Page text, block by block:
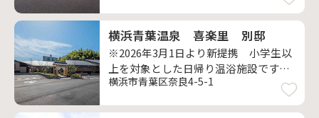
横浜青葉温泉 喜楽里 別邸
※2026年3月1日より新提携 小学生以
上を対象とした日帰り温浴施設です
心地よい静けさに包まれた癒しの湯処
横浜市青葉区奈良4-5-1